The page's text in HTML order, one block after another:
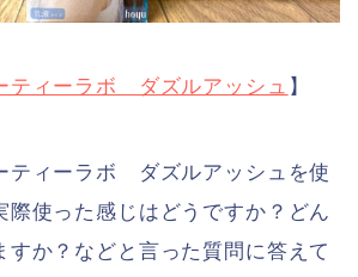
ティーラボ ダズルアッシュ 】
ィーラボ ダズルアッシュを使
際使った感じはどうですか？どん
すか？などと言った質問に答えて